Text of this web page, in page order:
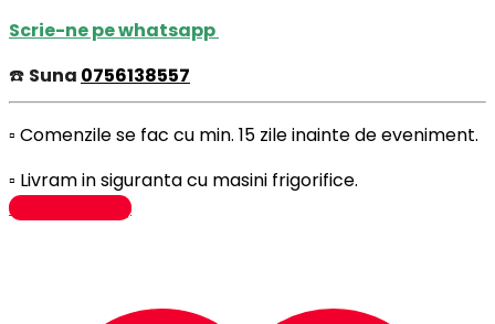
Scrie-ne pe whatsapp
☎️ Suna 0756138557
▫️ Comenzile se fac cu min. 15 zile inainte de eveniment.
▫️ Livram in siguranta cu masini frigorifice.
Adaugă în coș